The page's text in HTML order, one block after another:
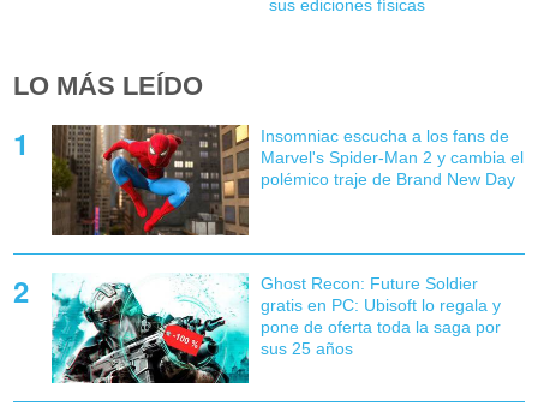
sus ediciones físicas
LO MÁS LEÍDO
Insomniac escucha a los fans de
Marvel's Spider-Man 2 y cambia el
polémico traje de Brand New Day
Ghost Recon: Future Soldier
gratis en PC: Ubisoft lo regala y
pone de oferta toda la saga por
sus 25 años